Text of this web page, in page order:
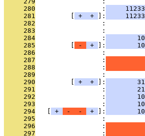
     280
                 :
     281
+ + ]:
     282
:
     283
:
     284
                 :
     285
- + ]:
     286
:
     287
                 :
     288
                 :
     289
:
     290
+ + ]:
     291
                 :
     292
                 :
     293
                 :
     294
+ - - + ]:
     295
:
     296
                 :
     297
                 :